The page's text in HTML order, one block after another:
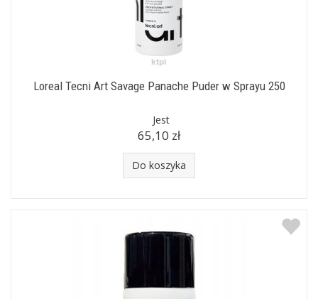
Loreal Tecni Art Savage Panache Puder w Sprayu 250
Jest
65,10 zł
Do koszyka